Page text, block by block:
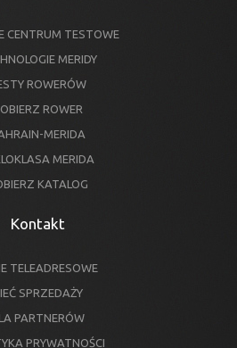
CENTRUM TESTOWE
MERIDY
ROWERÓW
ROWER
MERIDA
MERIDA
KATALOG
Kontakt
TELEADRESOWE
SPRZEDAŻY
PARTNERÓW
PRYWATNOŚCI